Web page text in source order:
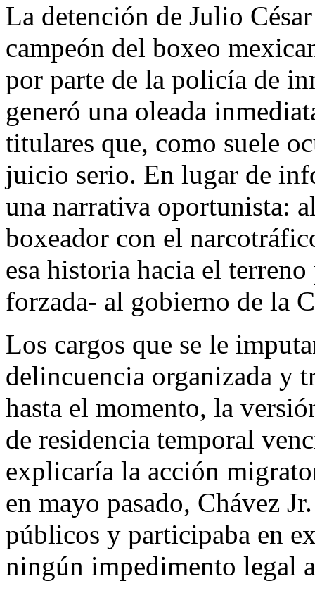
La detención de Julio
campeón del boxeo
por parte de la policía de
generó una oleada
titulares que, como suele
juicio serio. En lugar de
una narrativa oportunista:
boxeador con el
esa historia hacia el
forzada- al gobierno de la
Los cargos que se le
delincuencia organizada y
hasta el momento, la
de residencia temporal
explicaría la acción
en mayo pasado, Chávez
públicos y participaba en
ningún impedimento legal